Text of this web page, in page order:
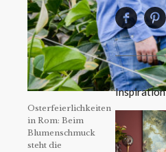
Osterfeierlichkeiten
in Rom: Beim
Blumenschmuck
steht die
Inspiration